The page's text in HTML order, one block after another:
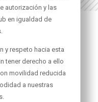
autorización y las
en igualdad de
y respeto hacia esta
tener derecho a ello
movilidad reducida
a nuestras